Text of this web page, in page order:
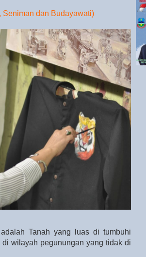
dan Budayawati)
Tanah yang luas di tumbuhi
wilayah pegunungan yang tidak di